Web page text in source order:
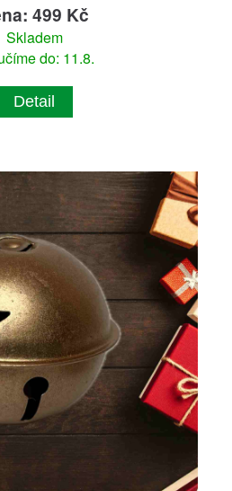
499 Kč
Skladem
do: 11.8.
Detail